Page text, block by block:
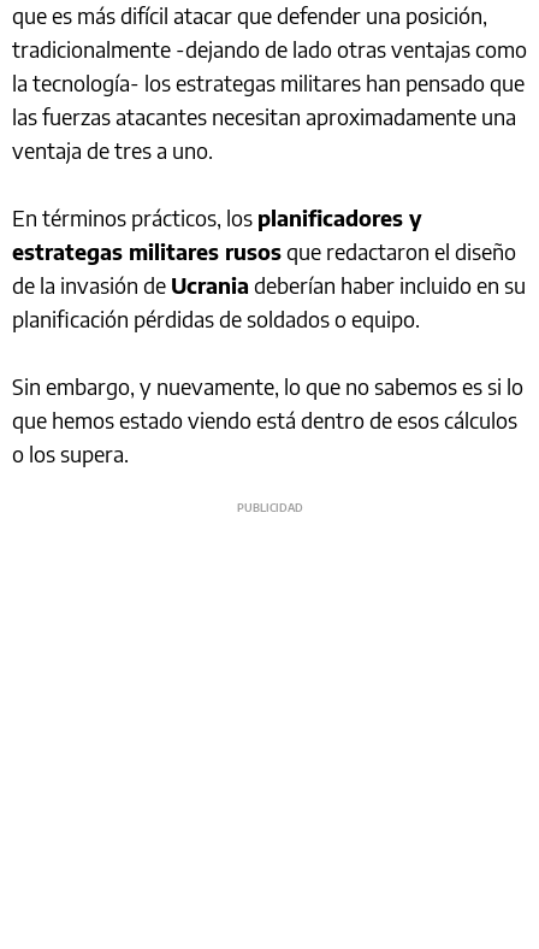
que es más difícil atacar que defender una posición,
tradicionalmente -dejando de lado otras ventajas como
la tecnología- los estrategas militares han pensado que
las fuerzas atacantes necesitan aproximadamente una
ventaja de tres a uno.
En términos prácticos, los planificadores y
estrategas militares rusosque redactaron el diseño
de la invasión de Ucrania deberían haber incluido en su
planificación pérdidas de soldados o equipo.
Sin embargo, y nuevamente, lo que no sabemos es si lo
que hemos estado viendo está dentro de esos cálculos
o los supera.